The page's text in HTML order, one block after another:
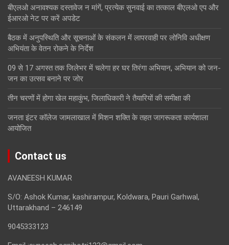
बीएलओ अनावश्यक दस्तावेज न मांगें, प्रत्येक सुनवाई का तत्काल बीएलओ एप और
ईआरओ नेट पर करें अपडेट
बैठक में अनुपस्थिति और सूचनाओं के संकलन में लापरवाही पर लोनिवि अधीक्षण
अभियंता के वेतन रोकने के निर्देश
09 से 17 अगस्त तक जिलेभर में चलेगा हर घर तिरंगा अभियान, अभियान को जन-
जन का उत्सव बनाने पर जोर
तीन चरणों में होगा खेल महाकुंभ, जिलाधिकारी ने तैयारियों की समीक्षा की
जनता इंटर कॉलेज जामलाखाल में मिशन शक्ति के तहत जागरूकता कार्यशाला
आयोजित
Contact us
AVANEESH KUMAR
S/O: Ashok Kumar, kashirampur, Koldwara, Pauri Garhwal,
Uttarakhand – 246149
9045333123